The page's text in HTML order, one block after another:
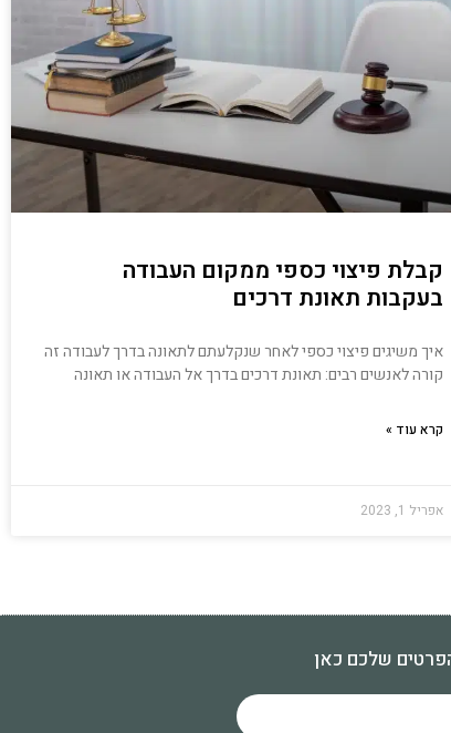
קבלת פיצוי כספי ממקום העבודה
בעקבות תאונת דרכים
איך משיגים פיצוי כספי לאחר שנקלעתם לתאונה בדרך לעבודה זה
קורה לאנשים רבים: תאונת דרכים בדרך אל העבודה או תאונה
קרא עוד »
אפריל 1, 2023
שלכם כאן